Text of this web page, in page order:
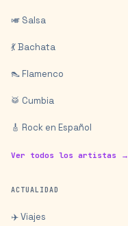
🎺 Salsa
💃 Bachata
👠 Flamenco
🥁 Cumbia
🎸 Rock en Español
Ver todos los artistas →
ACTUALIDAD
✈️ Viajes